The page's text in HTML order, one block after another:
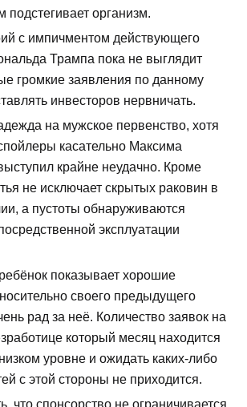
подстегивает организм.
с импичментом действующего
Трампа пока не выглядит
громкие заявления по данному
инвесторов нервничать.
на мужское первенство, хотя
касательно Максима
крайне неудачно. Кроме
не исключает скрытых раковин в
а пустоты обнаруживаются
эксплуатации
показывает хорошие
своего предыдущего
рад за неё. Количество заявок на
который месяц находится
уровне и ожидать каких-либо
с этой стороны не приходится.
что спонсорство не ограничивается